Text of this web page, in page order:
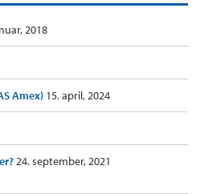
2018
Amex) 15. april, 2024
24. september, 2021